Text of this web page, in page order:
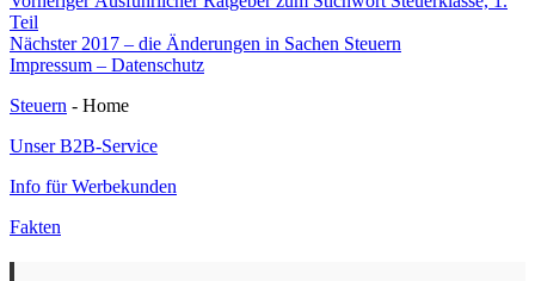
Teil
Nächster Nächster
Beitrag:
2017 – die Änderungen in Sachen Steuern
Impressum – Datenschutz
Steuern - Home
Unser B2B-Service
Info für Werbekunden
Fakten